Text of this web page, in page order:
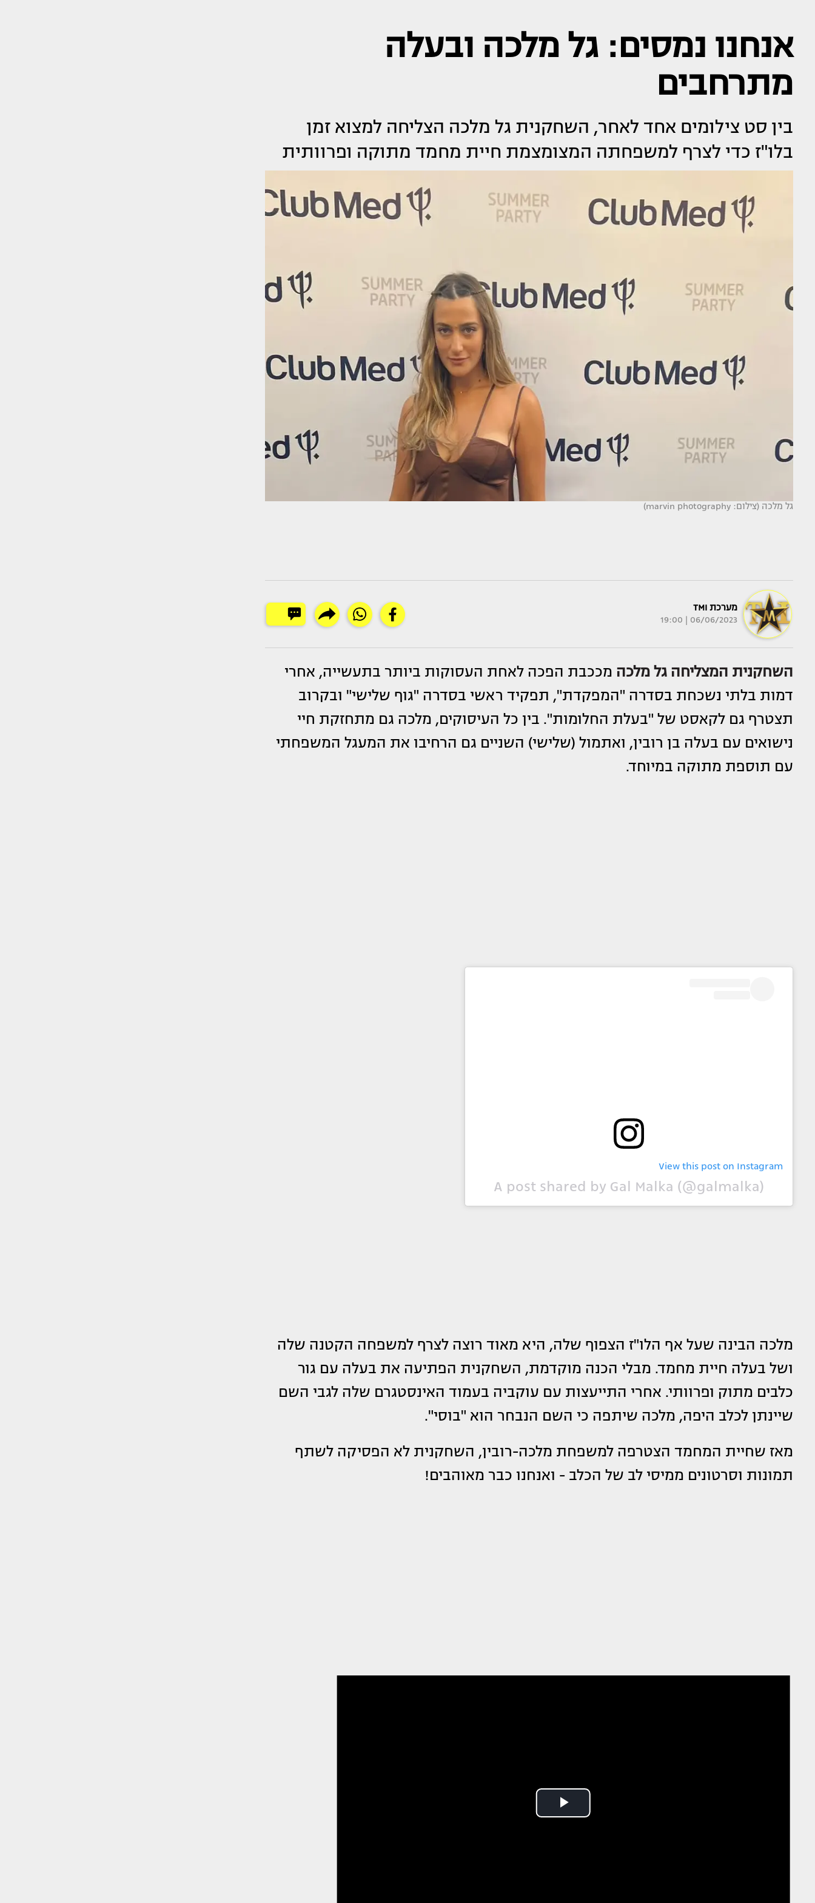
אנחנו נמסים: גל מלכה ובעלה
מתרחבים
בין סט צילומים אחד לאחר, השחקנית גל מלכה הצליחה למצוא זמן
בלו"ז כדי לצרף למשפחתה המצומצמת חיית מחמד מתוקה ופרוותית
גל מלכה (צילום: marvin photography)
מערכת TMI
06/06/2023 | 19:00
השחקנית המצליחהגל מלכה מככבת הפכה לאחת העסוקות ביותר בתעשייה, אחרי
דמות בלתי נשכחת בסדרה "המפקדת", תפקיד ראשי בסדרה "גוף שלישי" ובקרוב
תצטרף גם לקאסט של "בעלת החלומות". בין כל העיסוקים, מלכה גם מתחזקת חיי
נישואים עם בעלה בן רובין, ואתמול (שלישי) השניים גם הרחיבו את המעגל המשפחתי
עם תוספת מתוקה במיוחד.
View this post on Instagram
A post shared by Gal Malka (@galmalka)
מלכה הבינה שעל אף הלו"ז הצפוף שלה, היא מאוד רוצה לצרף למשפחה הקטנה שלה
ושל בעלה חיית מחמד. מבלי הכנה מוקדמת, השחקנית הפתיעה את בעלה עם גור
כלבים מתוק ופרוותי. אחרי התייעצות עם עוקביה בעמוד האינסטגרם שלה לגבי השם
שיינתן לכלב היפה, מלכה שיתפה כי השם הנבחר הוא "בוסי".
מאז שחיית המחמד הצטרפה למשפחת מלכה-רובין, השחקנית לא הפסיקה לשתף
תמונות וסרטונים ממיסי לב של הכלב - ואנחנו כבר מאוהבים!